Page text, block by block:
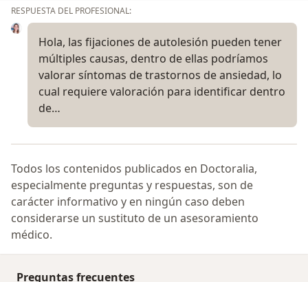
RESPUESTA DEL PROFESIONAL:
Hola, las fijaciones de autolesión pueden tener
múltiples causas, dentro de ellas podríamos
valorar síntomas de trastornos de ansiedad, lo
cual requiere valoración para identificar dentro
de…
Todos los contenidos publicados en Doctoralia,
especialmente preguntas y respuestas, son de
carácter informativo y en ningún caso deben
considerarse un sustituto de un asesoramiento
médico.
Preguntas frecuentes